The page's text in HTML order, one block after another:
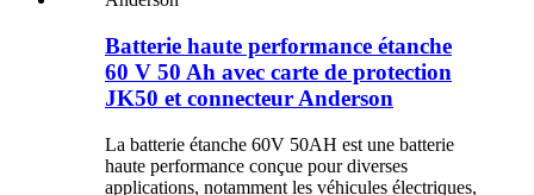
Batterie haute performance étanche
60 V 50 Ah avec carte de protection
JK50 et connecteur Anderson
La batterie étanche 60V 50AH est une batterie
haute performance conçue pour diverses
applications, notamment les véhicules électriques,